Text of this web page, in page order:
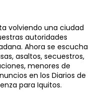
volviendo una ciudad
autoridades
Ahora se escucha
asaltos, secuestros,
menores de
en los Diarios de
para Iquitos.